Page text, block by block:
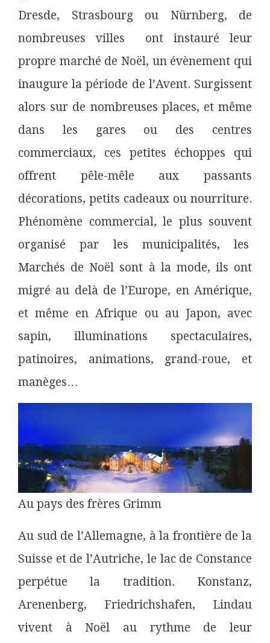
Dresde, Strasbourg ou Nürnberg, de
nombreuses villes ont instauré leur
propre marché de Noël, un évènement qui
inaugure la période de l’Avent. Surgissent
alors sur de nombreuses places, et même
dans les gares ou des centres
commerciaux, ces petites échoppes qui
offrent pêle-mêle aux passants
décorations, petits cadeaux ou nourriture.
Phénomène commercial, le plus souvent
organisé par les municipalités, les
Marchés de Noël sont à la mode, ils ont
migré au delà de l’Europe, en Amérique,
et même en Afrique ou au Japon, avec
sapin, illuminations spectaculaires,
patinoires, animations, grand-roue, et
manèges…
Au pays des frères Grimm
Au sud de l’Allemagne, à la frontière de la
Suisse et de l’Autriche, le lac de Constance
perpétue la tradition. Konstanz,
Arenenberg, Friedrichshafen, Lindau
vivent à Noël au rythme de leur